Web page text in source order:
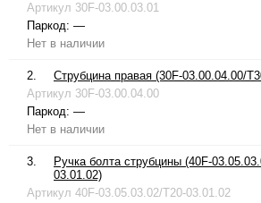
Артикул 30F-03.00.03.01
Паркод: —
Нет в наличии
2.
Струбцина правая (30F-03.00.04.00/
Артикул 30F-03.00.04.00
Паркод: —
Нет в наличии
3.
Ручка болта струбцины (40F-
03.01.02)
Артикул 40F-03.05.03.02/T20-03.01.02